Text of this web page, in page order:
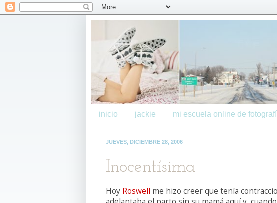
inicio jackie mi escuela online de
JUEVES, DICIEMBRE 28, 2006
Inocentísima
Hoy Roswell me hizo creer que tenía